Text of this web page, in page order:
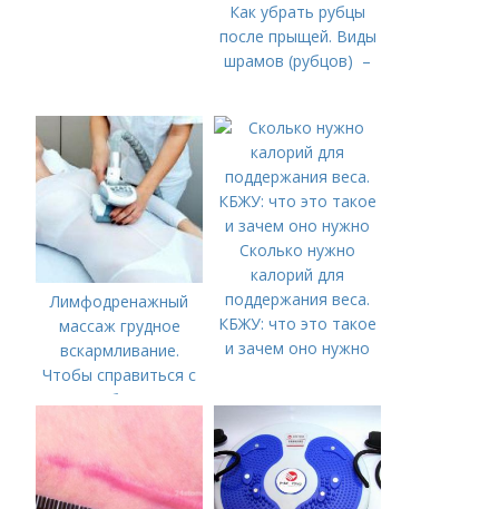
Как убрать рубцы
после прыщей. Виды
шрамов (рубцов) –
Лимфодренажный
массаж грудное
вскармливание.
Чтобы справиться с
нагрубанием,
необходимо
следующие действия:
Сколько нужно
калорий для
поддержания веса.
КБЖУ: что это такое
и зачем оно нужно